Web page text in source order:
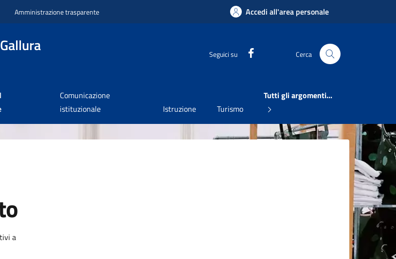
Amministrazione trasparente Accedi all'area personale
Seguici su Cerca
Comunicazione
istituzionale
Istruzione Turismo
Tutti gli argomenti...
a